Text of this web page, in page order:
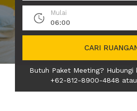
Mulai
06:00
CARI
Butuh Paket Meeting? Hubungi
+62-812-8900-4848 atau